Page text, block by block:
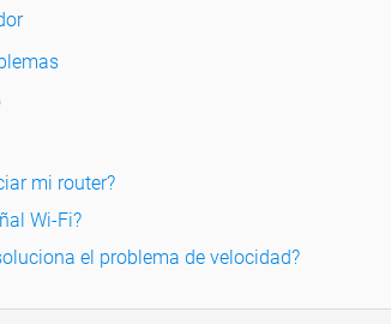
mi router?
Wi-Fi?
el problema de velocidad?